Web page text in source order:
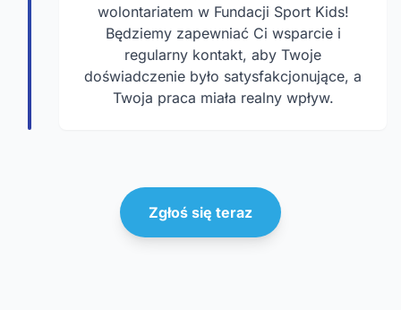
wolontariatem w Fundacji Sport Kids!
Będziemy zapewniać Ci wsparcie i
regularny kontakt, aby Twoje
doświadczenie było satysfakcjonujące, a
Twoja praca miała realny wpływ.
Zgłoś się teraz